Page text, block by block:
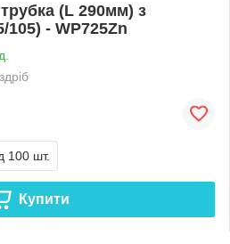
(L 290мм) з
105) - WP725Zn
100 шт.
Купити